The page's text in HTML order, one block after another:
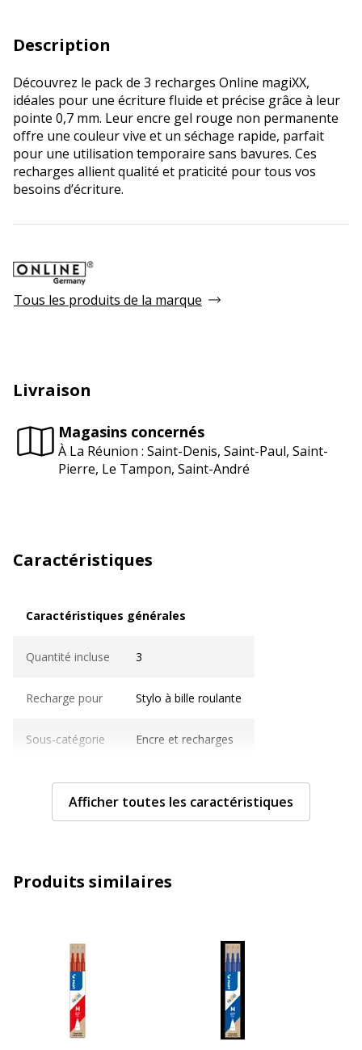
Description
Découvrez le pack de 3 recharges Online magiXX,
idéales pour une écriture fluide et précise grâce à leur
pointe 0,7 mm. Leur encre gel rouge non permanente
offre une couleur vive et un séchage rapide, parfait
pour une utilisation temporaire sans bavures. Ces
recharges allient qualité et praticité pour tous vos
besoins d’écriture.
Tous les produits de la marque
Livraison
Magasins concernés
À La Réunion : Saint-Denis, Saint-Paul, Saint-
Pierre, Le Tampon, Saint-André
Caractéristiques
Caractéristiques générales
Quantité incluse 3
Recharge pour Stylo à bille roulante
Sous-catégorie Encre et recharges
Type de produit Recharge
Caractéristiques techniques
Sans plomb
Sans rayures
Largeur maximum de
la ligne (mm)
Afficher toutes les caractéristiques
Produits similaires